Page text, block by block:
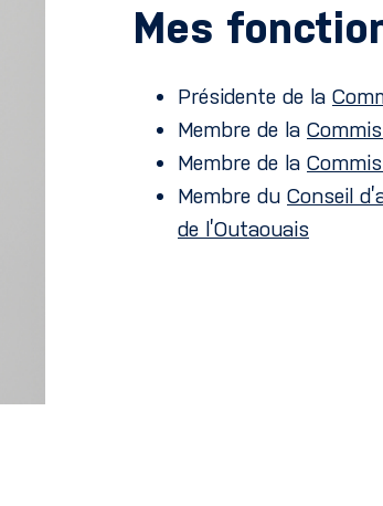
Mes
Présidente de la
Membre de la
Membre de la
Membre du Conseil
de l’Outaouais